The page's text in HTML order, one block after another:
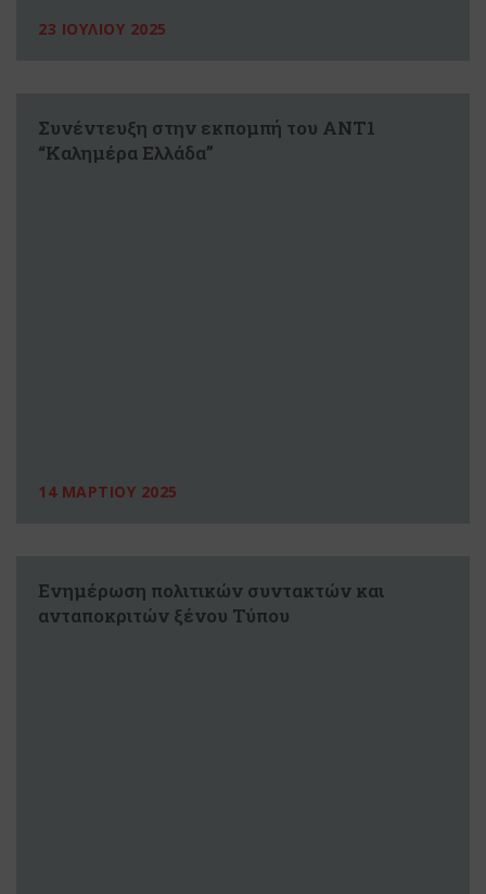
23 ΙΟΥΛΙΟΥ 2025
Συνέντευξη στην εκπομπή του ΑΝΤ1
“Καλημέρα Ελλάδα”
14 ΜΑΡΤΙΟΥ 2025
Ενημέρωση πολιτικών συντακτών και
ανταποκριτών ξένου Τύπου